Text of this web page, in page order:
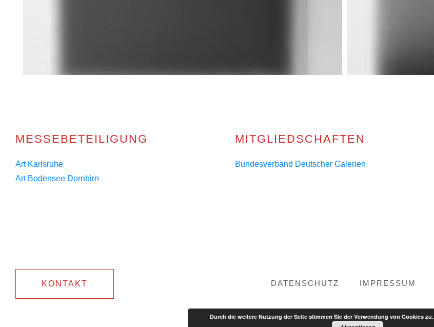
MESSEBETEILIGUNG
Art Karlsruhe
Art Bodensee Dornbirn
MITGLIEDSCHAFTEN
Bundesverband Deutscher Galerien
KONTAKT DATENSCHUTZ IMPRESSUM
Durch die weitere Nutzung der Seite stimmen Sie der Verwendung von Cookies zu.